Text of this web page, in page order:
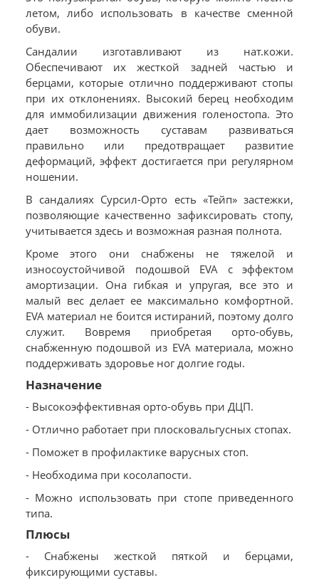
летом, либо использовать в качестве сменной
обуви.
Сандалии изготавливают из нат.кожи.
Обеспечивают их жесткой задней частью и
берцами, которые отлично поддерживают стопы
при их отклонениях. Высокий берец необходим
для иммобилизации движения голеностопа. Это
дает возможность суставам развиваться
правильно или предотвращает развитие
деформаций, эффект достигается при регулярном
ношении.
В сандалиях Сурсил-Орто есть «Тейп» застежки,
позволяющие качественно зафиксировать стопу,
учитывается здесь и возможная разная полнота.
Кроме этого они снабжены не тяжелой и
износоустойчивой подошвой EVA с эффектом
амортизации. Она гибкая и упругая, все это и
малый вес делает ее максимально комфортной.
EVA материал не боится истираний, поэтому долго
служит. Вовремя приобретая орто-обувь,
снабженную подошвой из EVA материала, можно
поддерживать здоровье ног долгие годы.
Назначение
- Высокоэффективная орто-обувь при ДЦП.
- Отлично работает при плосковальгусных стопах.
- Поможет в профилактике варусных стоп.
- Необходима при косолапости.
- Можно использовать при стопе приведенного
типа.
Плюсы
- Снабжены жесткой пяткой и берцами,
фиксирующими суставы.